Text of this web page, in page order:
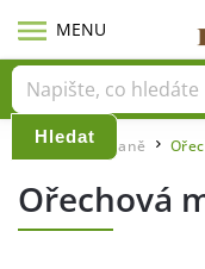
Hledat
Domů / Snídaně
Ořechová